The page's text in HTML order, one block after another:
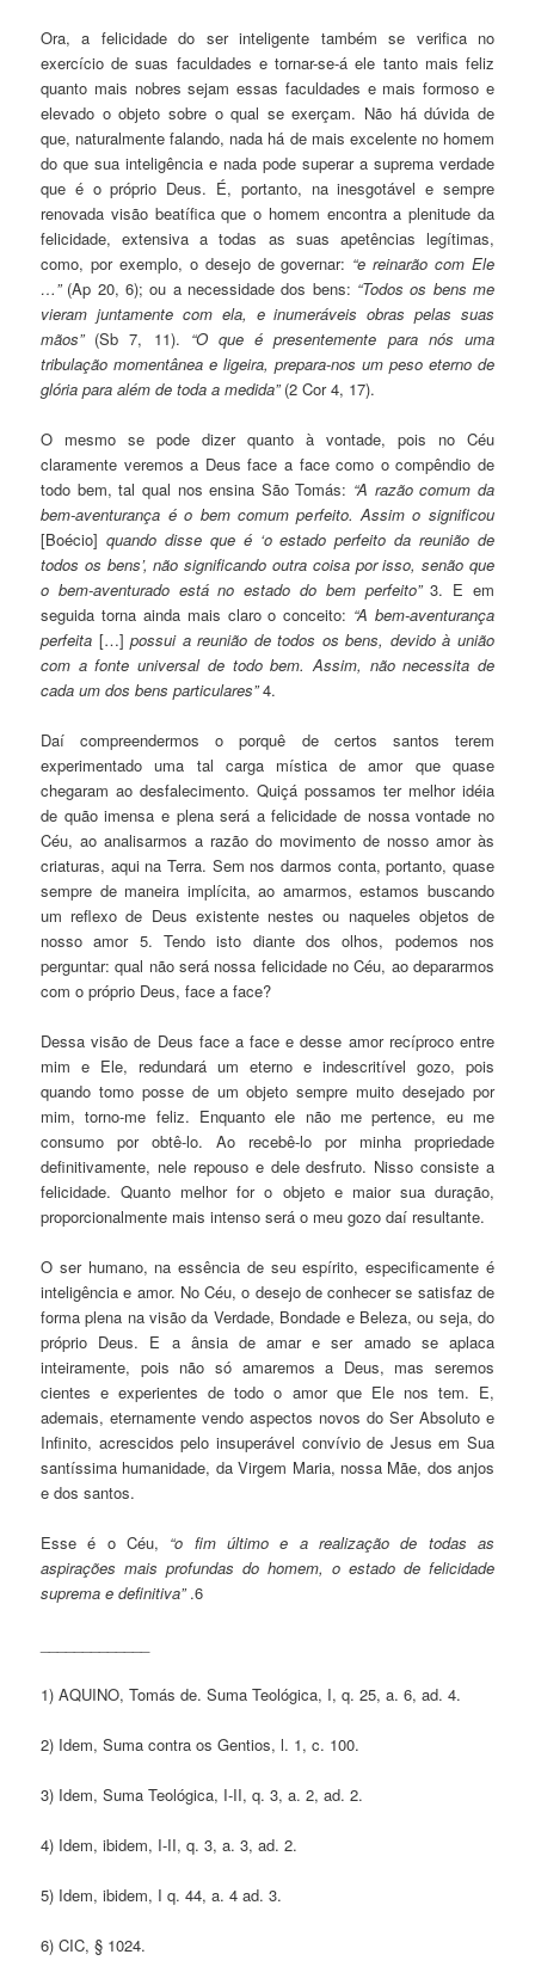
Ora, a felicidade do ser inteligente também se verifica no
exercício de suas faculdades e tornar-se-á ele tanto mais feliz
quanto mais nobres sejam essas faculdades e mais formoso e
elevado o objeto sobre o qual se exerçam. Não há dúvida de
que, naturalmente falando, nada há de mais excelente no homem
do que sua inteligência e nada pode superar a suprema verdade
que é o próprio Deus. É, portanto, na inesgotável e sempre
renovada visão beatífica que o homem encontra a plenitude da
felicidade, extensiva a todas as suas apetências legítimas,
como, por exemplo, o desejo de governar: “e reinarão com Ele
…”(Ap 20, 6); ou a necessidade dos bens: “Todos os bens me
vieram juntamente com ela, e inumeráveis obras pelas suas
mãos” (Sb 7, 11). “O que é presentemente para nós uma
tribulação momentânea e ligeira, prepara-nos um peso eterno de
glória para além de toda a medida”(2 Cor 4, 17).
O mesmo se pode dizer quanto à vontade, pois no Céu
claramente veremos a Deus face a face como o compêndio de
todo bem, tal qual nos ensina São Tomás: “A razão comum da
bem-aventurança é o bem comum perfeito. Assim o significou
[Boécio] quando disse que é ‘o estado perfeito da reunião de
todos os bens’, não signifcando outra coisa por isso, senão que
o bem-aventurado está no estado do bem perfeito” 3. E em
seguida torna ainda mais claro o conceito: “A bem-aventurança
perfeita […] possui a reunião de todos os bens, devido à união
com a fonte universal de todo bem. Assim, não necessita de
cada um dos bens particulares” 4.
Daí compreendermos o porquê de certos santos terem
experimentado uma tal carga mística de amor que quase
chegaram ao desfalecimento. Quiçá possamos ter melhor idéia
de quão imensa e plena será a felicidade de nossa vontade no
Céu, ao analisarmos a razão do movimento de nosso amor às
criaturas, aqui na Terra. Sem nos darmos conta, portanto, quase
sempre de maneira implícita, ao amarmos, estamos buscando
um reflexo de Deus existente nestes ou naqueles objetos de
nosso amor 5. Tendo isto diante dos olhos, podemos nos
perguntar: qual não será nossa felicidade no Céu, ao depararmos
com o próprio Deus, face a face?
Dessa visão de Deus face a face e desse amor recíproco entre
mim e Ele, redundará um eterno e indescritível gozo, pois
quando tomo posse de um objeto sempre muito desejado por
mim, torno-me feliz. Enquanto ele não me pertence, eu me
consumo por obtê-lo. Ao recebê-lo por minha propriedade
definitivamente, nele repouso e dele desfruto. Nisso consiste a
felicidade. Quanto melhor for o objeto e maior sua duração,
proporcionalmente mais intenso será o meu gozo daí resultante.
O ser humano, na essência de seu espírito, especificamente é
inteligência e amor. No Céu, o desejo de conhecer se satisfaz de
forma plena na visão da Verdade, Bondade e Beleza, ou seja, do
próprio Deus. E a ânsia de amar e ser amado se aplaca
inteiramente, pois não só amaremos a Deus, mas seremos
cientes e experientes de todo o amor que Ele nos tem. E,
ademais, eternamente vendo aspectos novos do Ser Absoluto e
Infinito, acrescidos pelo insuperável convívio de Jesus em Sua
santíssima humanidade, da Virgem Maria, nossa Mãe, dos anjos
e dos santos.
Esse é o Céu, “o fim último e a realização de todas as
aspirações mais profundas do homem, o estado de felicidade
suprema e definitiva” .6
1) AQUINO, Tomás de. Suma Teológica, I, q. 25, a. 6, ad. 4.
2) Idem, Suma contra os Gentios, l. 1, c. 100.
3) Idem, Suma Teológica, I-II, q. 3, a. 2, ad. 2.
4) Idem, ibidem, I-II, q. 3, a. 3, ad. 2.
5) Idem, ibidem, I q. 44, a. 4 ad. 3.
6) CIC, § 1024.